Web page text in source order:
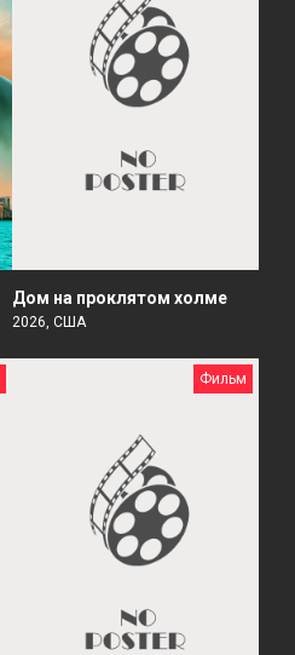
Дом на проклятом холме
2026, США
Фильм